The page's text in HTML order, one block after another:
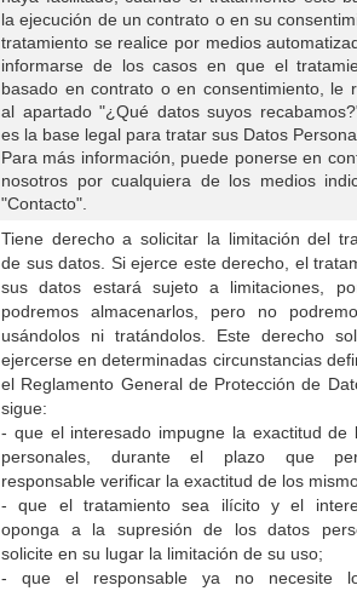
la ejecución de un contrato o en su
tratamiento se realice por medios
informarse de los casos en que el
basado en contrato o en consentimiento, le
al apartado "¿Qué datos suyos
es la base legal para tratar sus Datos
Para más información, puede ponerse en
nosotros por cualquiera de los medios
"Contacto".
Tiene derecho a solicitar la limitación del
de sus datos. Si ejerce este derecho, el
sus datos estará sujeto a limitaciones,
podremos almacenarlos, pero no
usándolos ni tratándolos. Este derecho
ejercerse en determinadas circunstancias
el Reglamento General de Protección de
sigue:
- que el interesado impugne la exactitud de
personales, durante el plazo que
responsable verificar la exactitud de los
- que el tratamiento sea ilícito y el
oponga a la supresión de los datos
solicite en su lugar la limitación de su uso;
- que el responsable ya no necesite